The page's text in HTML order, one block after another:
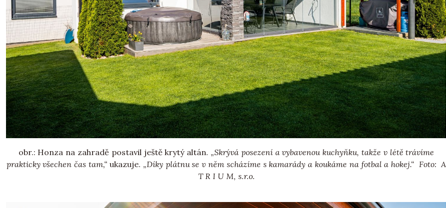
obr.: Honza na zahradě postavil ještě krytý altán. „Skrývá posezení a vybavenou kuchyňku, takže v létě trávíme
prakticky všechen čas tam,“ ukazuje. „Díky plátnu se v něm scházíme s kamarády a koukáme na fotbal a hokej.“ Foto: A
T R I U M, s.r.o.